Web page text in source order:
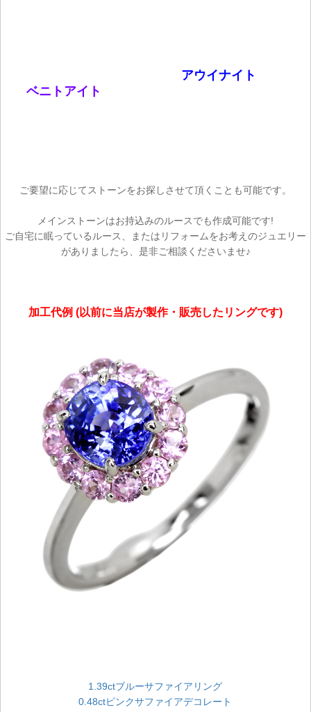
ベニトアイト
アウイナイト
ご要望に応じてストーンをお探しさせて頂くことも可能です。
メインストーンはお持込みのルースでも作成可能です!
ご自宅に眠っているルース、またはリフォームをお考えのジュエリー
がありましたら、是非ご相談くださいませ♪
加工代例 (以前に当店が製作・販売したリングです)
1.39ctブルーサファイアリング
0.48ctピンクサファイアデコレート